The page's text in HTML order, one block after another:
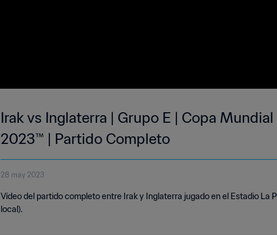
Irak vs Inglaterra | Grupo E | Copa
2023™ | Partido Completo
28 may 2023
Vídeo del partido completo entre Irak y Inglaterra jugado en el Estadio La
local).